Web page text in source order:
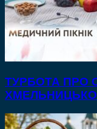
ТУРБОТА ПРО